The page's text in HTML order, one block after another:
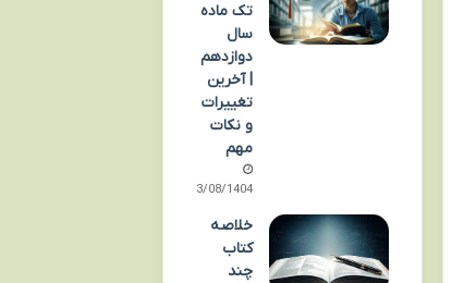
تک ماده
سال
دوازدهم
| آخرین
تغییرات
و نکات
مهم
03/08/1404
خلاصه
کتاب
چند